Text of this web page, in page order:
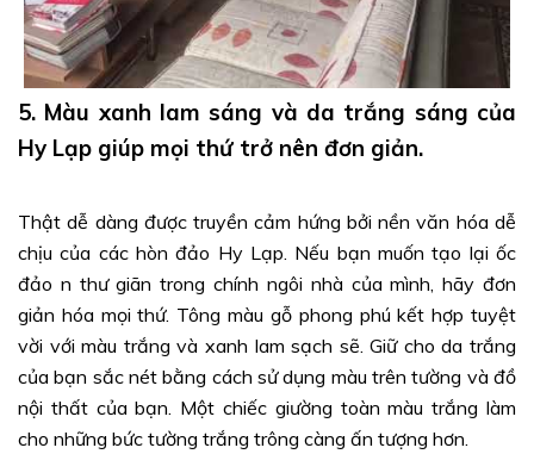
5. Màu xanh lam sáng và da trắng sáng của
Hy Lạp giúp mọi thứ trở nên đơn giản.
Thật dễ dàng được truyền cảm hứng bởi nền văn hóa dễ
chịu của các hòn đảo Hy Lạp. Nếu bạn muốn tạo lại ốc
đảo n thư giãn trong chính ngôi nhà của mình, hãy đơn
giản hóa mọi thứ. Tông màu gỗ phong phú kết hợp tuyệt
vời với màu trắng và xanh lam sạch sẽ. Giữ cho da trắng
của bạn sắc nét bằng cách sử dụng màu trên tường và đồ
nội thất của bạn. Một chiếc giường toàn màu trắng làm
cho những bức tường trắng trông càng ấn tượng hơn.